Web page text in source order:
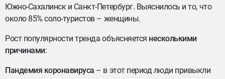
Южно-Сахалинск и Санкт-Петербург. Выяснилось и то, что
около 85% соло-туристов – женщины.
Рост популярности тренда объясняется несколькими
причинами:
Пандемия коронавируса – в этот период люди привыкли